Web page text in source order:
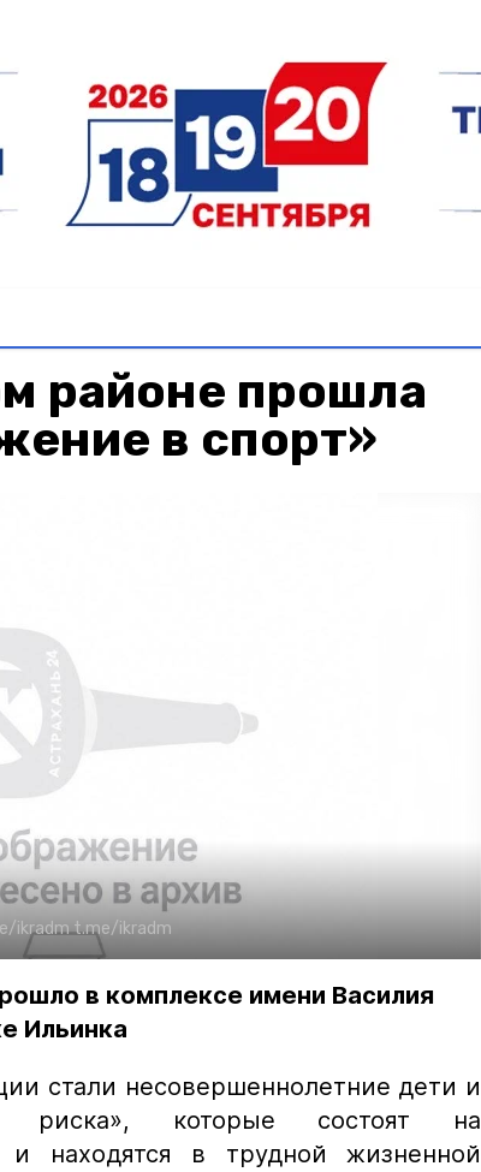
районе прошла
в спорт»
ikradmt.me/ikradm
в комплексе имени Василия
Ильинка
стали несовершеннолетние дети и
риска», которые состоят на
находятся в трудной жизненной